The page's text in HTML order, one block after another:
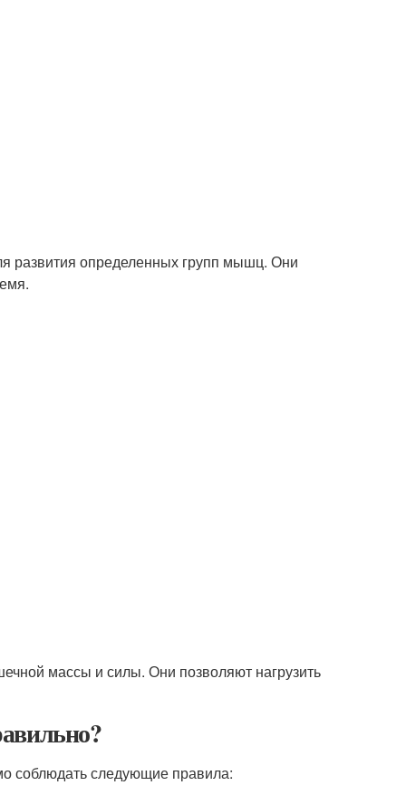
развития определенных групп мышц. Они
массы и силы. Они позволяют нагрузить
соблюдать следующие правила: